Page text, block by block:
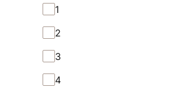
Kolor
1
2
3
4